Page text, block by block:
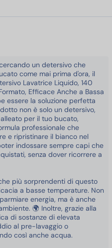
un detersivo che
come mai prima d'ora, il
Lavatrice Liquido, 140
Efficace Anche a Bassa
essere la soluzione perfetta
non è solo un detersivo,
per il tuo bucato,
professionale che
e ripristinare il bianco nel
indossare sempre capi che
senza dover ricorrere a
più sorprendenti di questo
a basse temperature. Non
energia, ma è anche
🌍 Inoltre, grazie alla
di sostanze di elevata
al pre-lavaggio o
così anche acqua.